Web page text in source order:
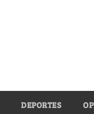
DEPORTES